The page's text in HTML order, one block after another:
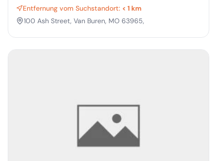
Entfernung vom Suchstandort: < 1 km
100 Ash Street, Van Buren, MO 63965,